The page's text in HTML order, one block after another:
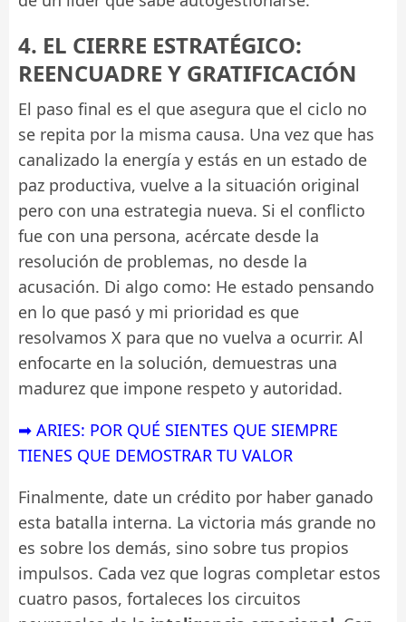
4. EL CIERRE ESTRATÉGICO:
REENCUADRE Y GRATIFICACIÓN
El paso final es el que asegura que el ciclo no
se repita por la misma causa. Una vez que has
canalizado la energía y estás en un estado de
paz productiva, vuelve a la situación original
pero con una estrategia nueva. Si el conflicto
fue con una persona, acércate desde la
resolución de problemas, no desde la
acusación. Di algo como: He estado pensando
en lo que pasó y mi prioridad es que
resolvamos X para que no vuelva a ocurrir. Al
enfocarte en la solución, demuestras una
madurez que impone respeto y autoridad.
➡ ARIES: POR QUÉ SIENTES QUE SIEMPRE
TIENES QUE DEMOSTRAR TU VALOR
Finalmente, date un crédito por haber ganado
esta batalla interna. La victoria más grande no
es sobre los demás, sino sobre tus propios
impulsos. Cada vez que logras completar estos
cuatro pasos, fortaleces los circuitos